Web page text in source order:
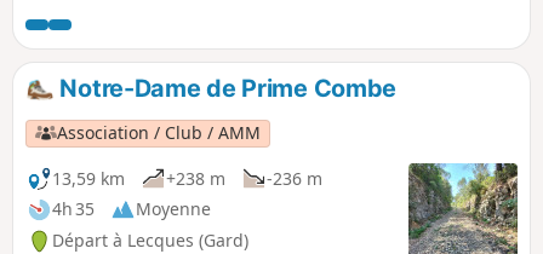
particulièrement intéressantes. Vous
cheminerez dans les sous-bois. Un
parcours étonnant qui réserve bien des
surprises.
Notre-Dame de Prime Combe
Association / Club / AMM
13,59 km
+238 m
-236 m
4h 35
Moyenne
Départ à Lecques (Gard)